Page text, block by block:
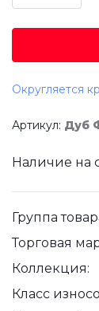
Округляется
Артикул: Дуб
Наличие на
Группа
Торговая
Коллекция:
Класс